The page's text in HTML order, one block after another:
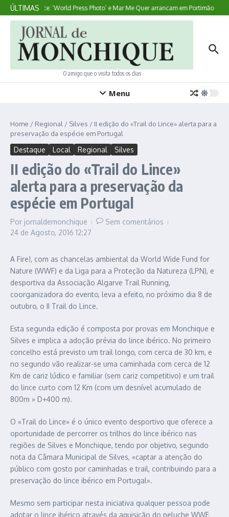
Ir para o conteúdo
ÚLTIMAS
Aqui Acontece: ‘World Press Photo’ e Mar Me Quer arrancam em Portimão
O amigo que o visita todos os dias
Menu
Home / Regional / Silves / II edição do «Trail do Lince» alerta para a
preservação da espécie em Portugal
Destaque Local Regional Silves
II edição do «Trail do Lince»
alerta para a preservação da
espécie em Portugal
Por jornaldemonchique
Sem comentários
24 de Agosto, 2016 12:27
A Fire!, com as chancelas ambiental da World Wide Fund for
Nature (WWF) e da Liga para a Proteção da Natureza (LPN), e
desportiva da Associação Algarve Trail Running,
coorganizadora do evento, leva a efeito, no próximo dia 8 de
outubro, o II Trail do Lince.
Esta segunda edição é composta por provas em Monchique e
Silves e implica a adoção prévia do lince ibérico. No primeiro
concelho está previsto um trail longo, com cerca de 30 km, e
no segundo vão realizar-se uma caminhada com cerca de 12
Km de cariz lúdico e familiar (sem cariz competitivo) e um trail
do lince curto com 12 Km (com um desnível acumulado de
800m » D+400 m).
O «Trail do Lince» é o único evento desportivo que oferece a
oportunidade de percorrer os trilhos do lince ibérico nas
regiões de Silves e Monchique, tendo por objetivo, segundo
nota da Câmara Municipal de Silves, «captar a atenção do
público com gosto por caminhadas e trail, contribuindo para a
preservação do lince ibérico em Portugal».
Mesmo sem participar nesta iniciativa qualquer pessoa pode
adotar o lince ibérico através da aquisição do peluche WWF,